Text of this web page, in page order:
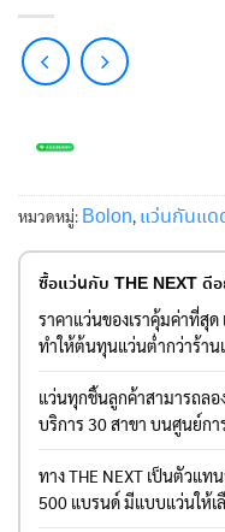
หมวดหมู่: Bolon, แว่นกันแด
ซื้อแว่นกับ THE NEXT ดีอ
ราคาแว่นของเราคุ้มค่าที่สุ
ทำให้ต้นทุนแว่นต่ำกว่าร้าน
แว่นทุกชิ้นลูกค้าสามารถลอ
บริการ 30 สาขา บนศูนย์กา
ทาง THE NEXT เป็นตัวแ
500 แบรนด์ มีแบบแว่นให้เ